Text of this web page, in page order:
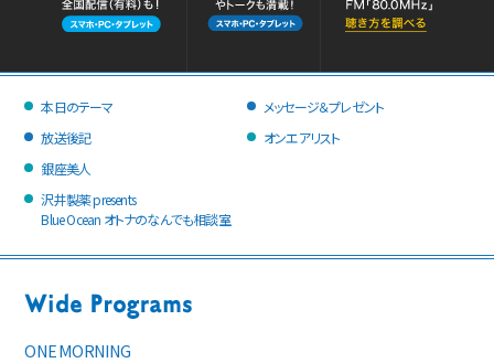
本日のテーマ
放送後記
メッセージ＆プレゼント
オンエアリスト
銀座美人
沢井製薬 presents
Blue Ocean オトナのなんでも相談室
ONE MORNING